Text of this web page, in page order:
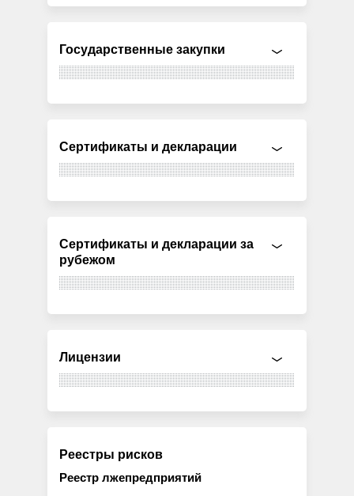
Государственные закупки
Сертификаты и декларации
Сертификаты и декларации за
рубежом
Лицензии
Реестры рисков
Реестр лжепредприятий